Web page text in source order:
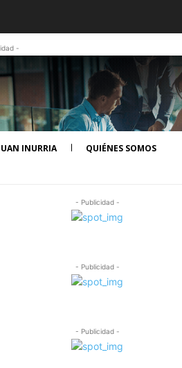
-
INURRIA QUIÉNES SOMOS
- Publicidad -
- Publicidad -
- Publicidad -